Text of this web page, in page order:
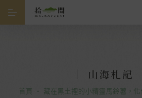
｜ 山海札記
首頁 ・ 藏在黑土裡的小精靈馬鈴薯，